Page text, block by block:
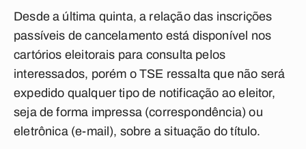
Desde a última quinta, a relação das inscrições
passíveis de cancelamento está disponível nos
cartórios eleitorais para consulta pelos
interessados, porém o TSE ressalta que não será
expedido qualquer tipo de notificação ao eleitor,
seja de forma impressa (correspondência) ou
eletrônica (e-mail), sobre a situação do título.